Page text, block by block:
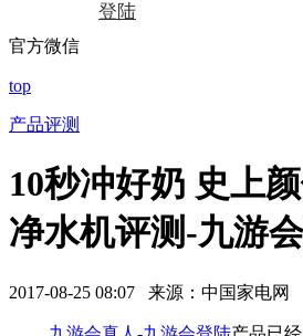
登陆
官方微信
top
产品评测
10秒冲好奶 史上
净水机评测-九游
2017-08-25 08:07 来源：中国家电网